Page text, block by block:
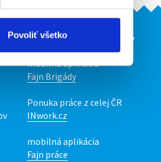
Povoliť všetko
Naše ďalšie projekty
mobilná aplikácia
Fajn Brigády
Ponuka práce z celej ČR
INwork.cz
mobilná aplikácia
Fajn práce